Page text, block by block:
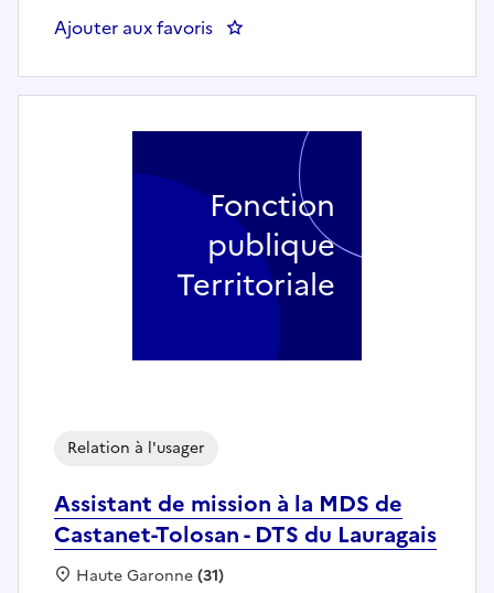
Ajouter aux favoris : Assistant de mission à la
Assistant de mission à la MDS de
Castanet-Tolosan - DTS du Lauragais
Relation à l'usager
Localisation :
Haute Garonne(31)
Fonction
publique
Territoriale